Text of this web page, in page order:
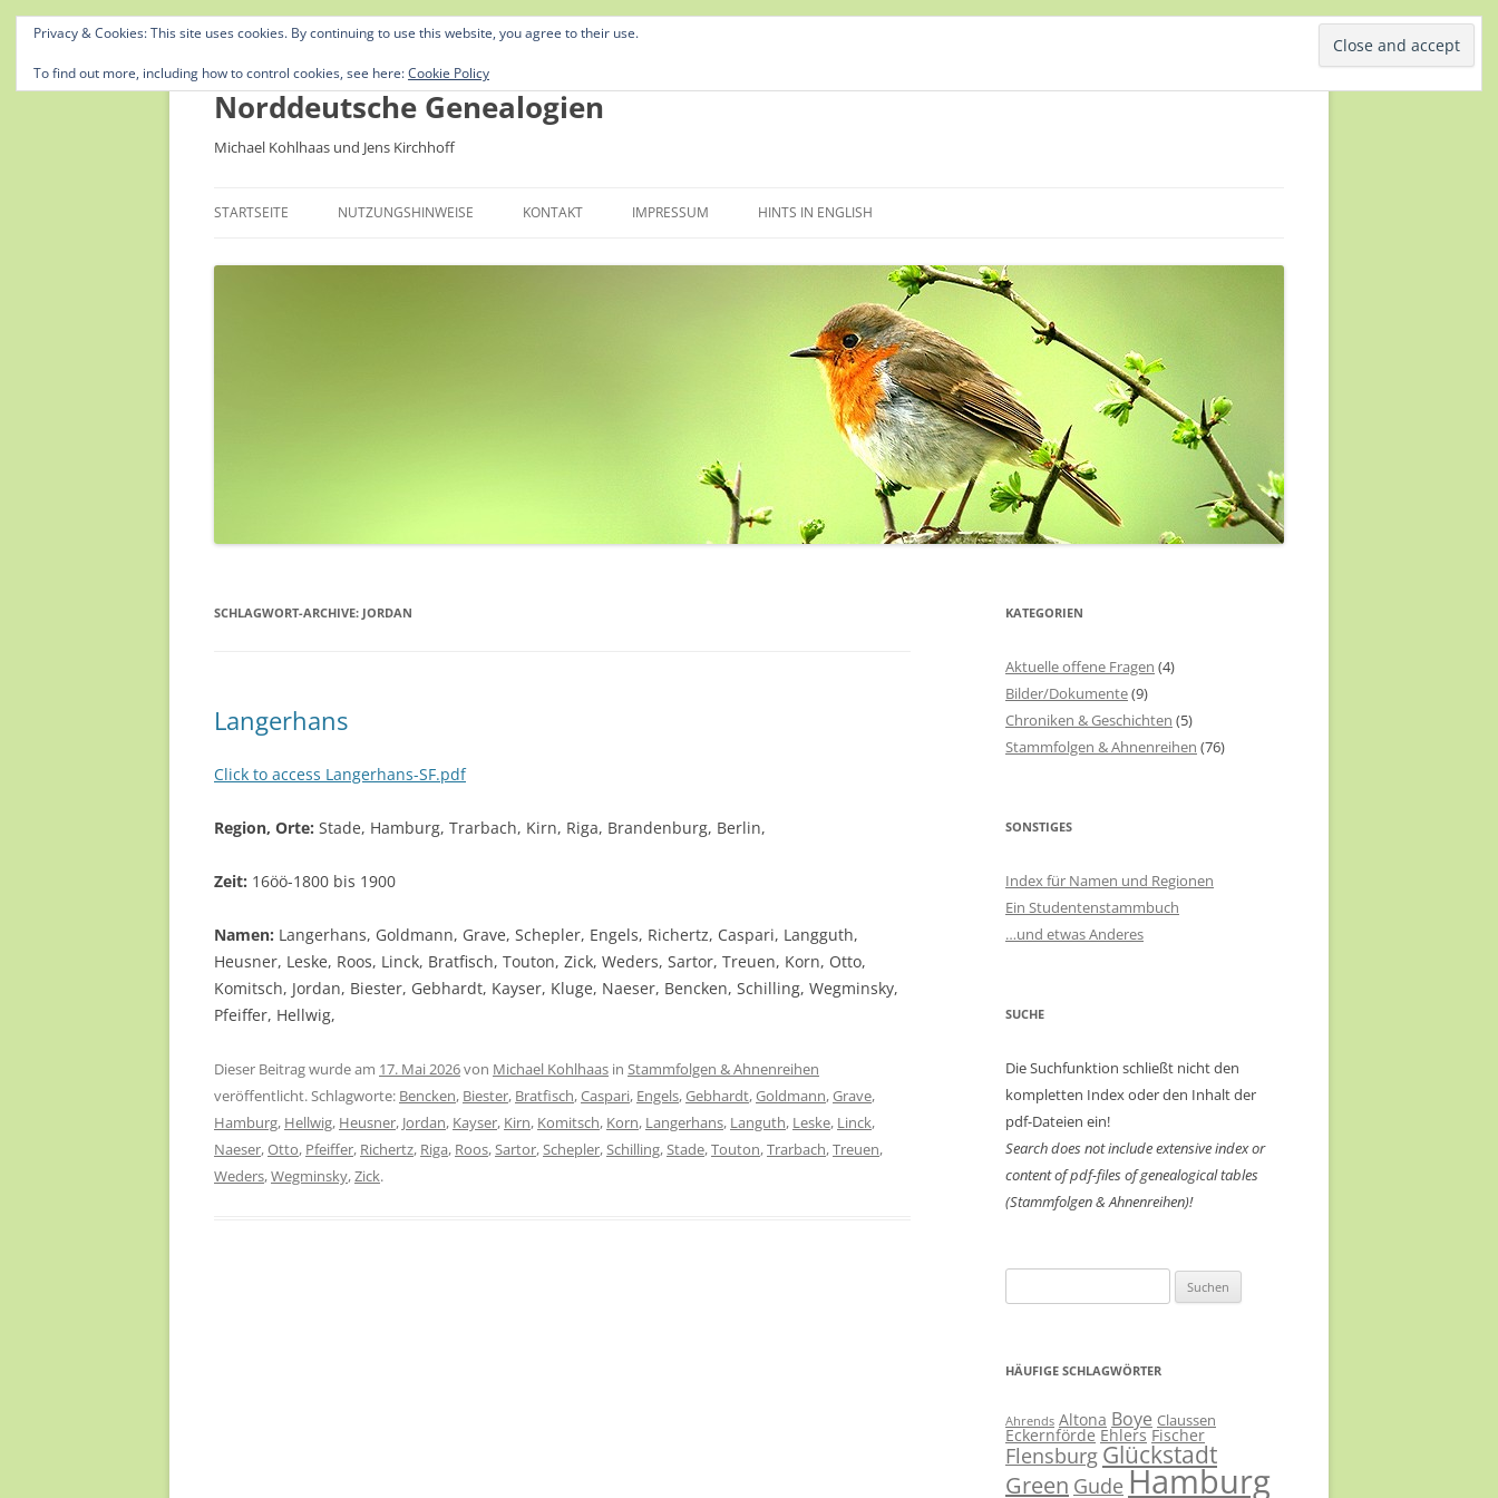
Norddeutsche Genealogien
Michael Kohlhaas und Jens Kirchhoff
Inhalt
STARTSEITE NUTZUNGSHINWEISE KONTAKT IMPRESSUM HINTS IN ENGLISH
SCHLAGWORT-ARCHIVE: JORDAN
Langerhans
Click to access Langerhans-SF.pdf
Region, Orte: Stade, Hamburg, Trarbach, Kirn, Riga, Brandenburg, Berlin,
Zeit: 16öö-1800 bis 1900
Namen: Langerhans, Goldmann, Grave, Schepler, Engels, Richertz, Caspari, Langguth,
Heusner, Leske, Roos, Linck, Bratfisch, Touton, Zick, Weders, Sartor, Treuen, Korn, Otto,
Komitsch, Jordan, Biester, Gebhardt, Kayser, Kluge, Naeser, Bencken, Schilling, Wegminsky,
Pfeiffer, Hellwig,
Dieser Beitrag wurde am 17. Mai 2026von Michael Kohlhaas in Stammfolgen & Ahnenreihen
veröffentlicht. Schlagworte: Bencken, Biester, Bratfisch,Caspari, Engels,Gebhardt,Goldmann,Grave,
Hamburg, Hellwig, Heusner, Jordan, Kayser, Kirn, Komitsch, Korn, Langerhans, Languth, Leske, Linck,
Naeser,Otto, Pfeiffer, Richertz, Riga, Roos,Sartor,Schepler,Schilling,Stade,Touton,Trarbach,Treuen,
Weders,Wegminsky,Zick.
KATEGORIEN
Aktuelle offene Fragen (4)
Bilder/Dokumente(9)
Chroniken & Geschichten (5)
Stammfolgen & Ahnenreihen (76)
SONSTIGES
Index für Namen und Regionen
Ein Studentenstammbuch
…und etwas Anderes
SUCHE
Die Suchfunktion schließt nicht den
kompletten Index oder den Inhalt der
pdf-Dateien ein!
Search does not include extensive index or
content ofpdf-files of genealogical tables
(Stammfolgen & Ahnenreihen)!
nach:
HÄUFIGE SCHLAGWÖRTER
Ahrends Altona Boye Claussen
Eckernförde Ehlers Fischer
Flensburg Glückstadt
Green Gude Hamburg
Privacy & Cookies: This site uses cookies. By continuing to use this website, you agree to their use.
To find out more, including how to control cookies, see here:Cookie Policy